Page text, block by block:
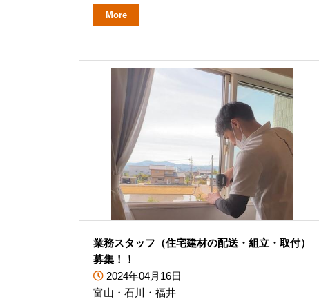
More
業務スタッフ（住宅建材の配送・組立・取付）
募集！！
2024年04月16日
富山・石川・福井